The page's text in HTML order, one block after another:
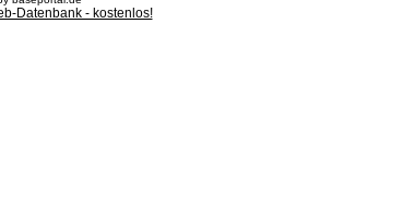
Datenbank - kostenlos!